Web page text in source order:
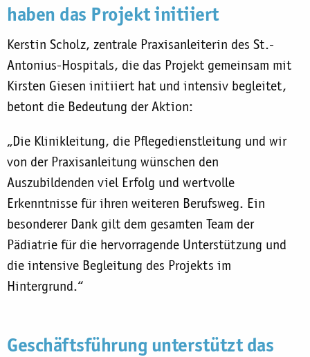
haben das Projekt initiiert
Kerstin Scholz, zentrale Praxisanleiterin des St.-
Antonius-Hospitals, die das Projekt gemeinsam mit
Kirsten Giesen initiiert hat und intensiv begleitet,
betont die Bedeutung der Aktion:
„Die Klinikleitung, die Pflegedienstleitung und wir
von der Praxisanleitung wünschen den
Auszubildenden viel Erfolg und wertvolle
Erkenntnisse für ihren weiteren Berufsweg. Ein
besonderer Dank gilt dem gesamten Team der
Pädiatrie für die hervorragende Unterstützung und
die intensive Begleitung des Projekts im
Hintergrund.“
Geschäftsführung unterstützt das